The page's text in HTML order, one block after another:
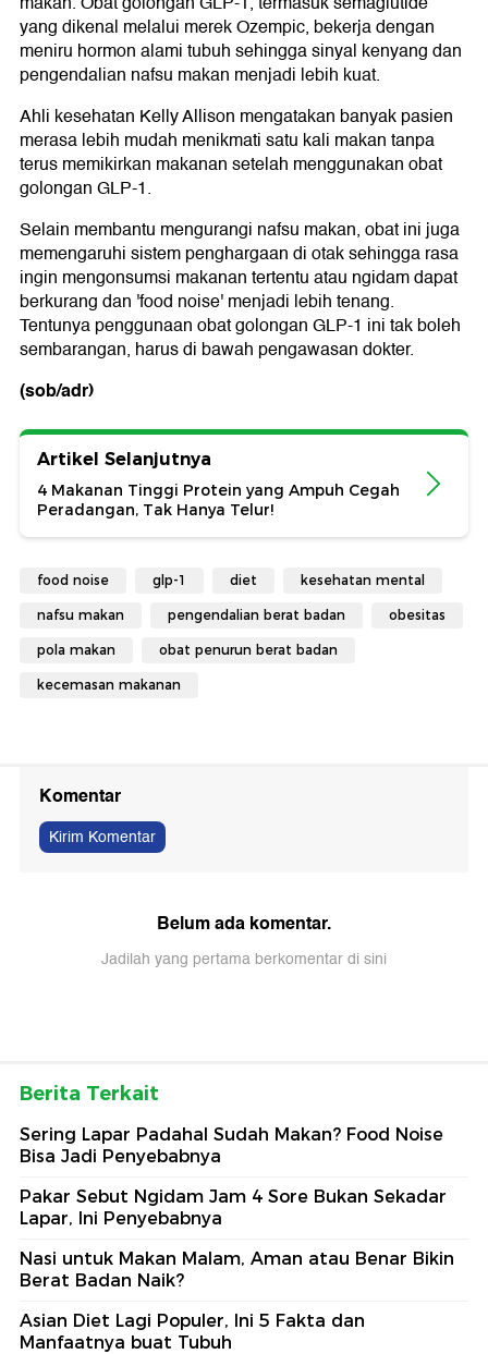
yang dikenal melalui merek Ozempic, bekerja dengan
meniru hormon alami tubuh sehingga sinyal kenyang dan
pengendalian nafsu makan menjadi lebih kuat.
Ahli kesehatan Kelly Allison mengatakan banyak pasien
merasa lebih mudah menikmati satu kali makan tanpa
terus memikirkan makanan setelah menggunakan obat
golongan GLP-1.
Selain membantu mengurangi nafsu makan, obat ini juga
memengaruhi sistem penghargaan di otak sehingga rasa
ingin mengonsumsi makanan tertentu atau ngidam dapat
berkurang dan 'food noise' menjadi lebih tenang.
Tentunya penggunaan obat golongan GLP-1 ini tak boleh
sembarangan, harus di bawah pengawasan dokter.
(sob/adr)
Artikel Selanjutnya
4 Makanan Tinggi Protein yang Ampuh Cegah
Peradangan, Tak Hanya Telur!
food noise glp-1 diet kesehatan mental
nafsu makan pengendalian berat badan obesitas
pola makan obat penurun berat badan
kecemasan makanan
Komentar
Kirim Komentar
Belum ada komentar.
Jadilah yang pertama berkomentar di sini
Berita Terkait
Sering Lapar Padahal Sudah Makan? Food Noise
Bisa Jadi Penyebabnya
Pakar Sebut Ngidam Jam 4 Sore Bukan Sekadar
Lapar, Ini Penyebabnya
Nasi untuk Makan Malam, Aman atau Benar Bikin
Berat Badan Naik?
Asian Diet Lagi Populer, Ini 5 Fakta dan
Manfaatnya buat Tubuh